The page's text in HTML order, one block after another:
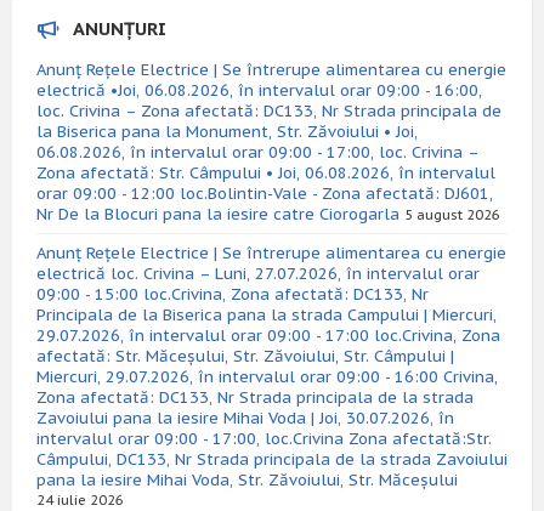
ANUNȚURI
Anunț Rețele Electrice | Se întrerupe alimentarea cu energie
electrică •Joi, 06.08.2026, în intervalul orar 09:00 - 16:00,
loc. Crivina – Zona afectată: DC133, Nr Strada principala de
la Biserica pana la Monument, Str. Zăvoiului • Joi,
06.08.2026, în intervalul orar 09:00 - 17:00, loc. Crivina –
Zona afectată: Str. Câmpului • Joi, 06.08.2026, în intervalul
orar 09:00 - 12:00 loc.Bolintin-Vale - Zona afectată: DJ601,
Nr De la Blocuri pana la iesire catre Ciorogarla 5 august 2026
Anunț Rețele Electrice | Se întrerupe alimentarea cu energie
electrică loc. Crivina – Luni, 27.07.2026, în intervalul orar
09:00 - 15:00 loc.Crivina, Zona afectată: DC133, Nr
Principala de la Biserica pana la strada Campului | Miercuri,
29.07.2026, în intervalul orar 09:00 - 17:00 loc.Crivina, Zona
afectată: Str. Măceșului, Str. Zăvoiului, Str. Câmpului |
Miercuri, 29.07.2026, în intervalul orar 09:00 - 16:00 Crivina,
Zona afectată: DC133, Nr Strada principala de la strada
Zavoiului pana la iesire Mihai Voda | Joi, 30.07.2026, în
intervalul orar 09:00 - 17:00, loc.Crivina Zona afectată:Str.
Câmpului, DC133, Nr Strada principala de la strada Zavoiului
pana la iesire Mihai Voda, Str. Zăvoiului, Str. Măceșului
24 iulie 2026